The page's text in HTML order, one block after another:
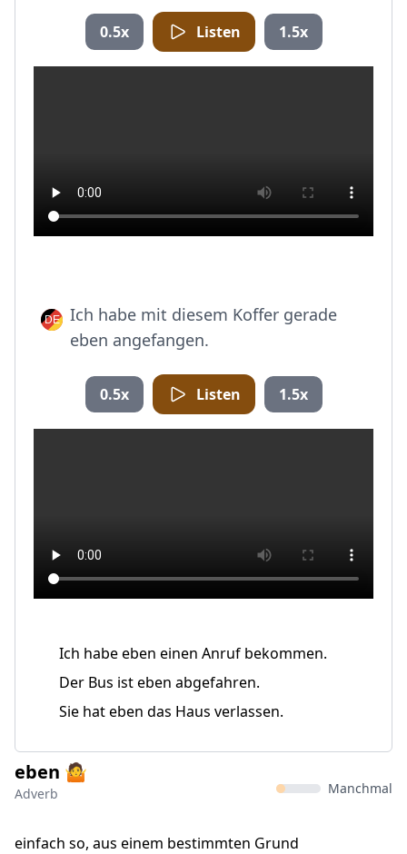
0.5x Listen 1.5x
Ich habe mit diesem Koffer gerade
eben angefangen.
0.5x Listen 1.5x
Ich habe eben einen Anruf bekommen.
Der Bus ist eben abgefahren.
Sie hat eben das Haus verlassen.
eben 🤷
Adverb Manchmal
einfach so, aus einem bestimmten Grund